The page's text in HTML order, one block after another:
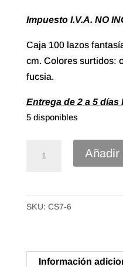
Impuesto I.V.A. NO
Caja 100 lazos
cm. Colores surtidos:
fucsia.
Entrega de 2 a 5 días
5 disponibles
Polipropileno
Metalizado
Colores
Añadir
SKU: CS7-6
Información